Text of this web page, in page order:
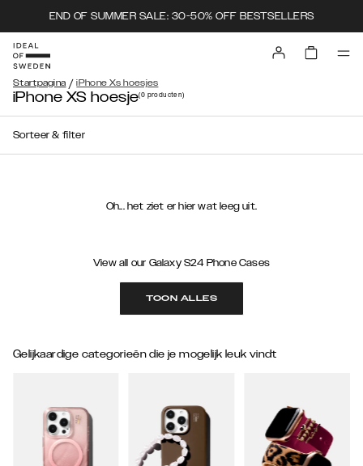
END OF SUMMER SALE: 30-50% OFF BESTSELLERS
Startpagina / iPhone Xs hoesjes
iPhone XS hoesje(0 producten)
Sorteer & filter
Oh... het ziet er hier wat leeg uit.
View all our Galaxy S24 Phone Cases
TOON ALLES
Gelijkaardige categorieën die je mogelijk leuk vindt